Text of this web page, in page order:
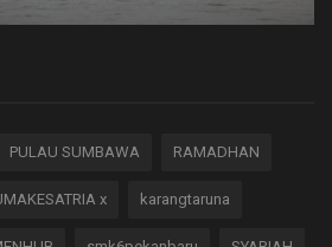
PULAU SUMBAWA RAMADHAN
x karangtaruna